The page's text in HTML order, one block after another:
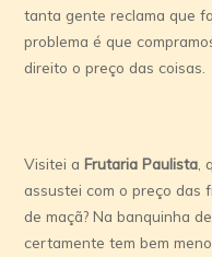
tanta gente reclama que
problema é que
direito o preço das coisas.
Visitei aFrutaria Paulista
assustei com o preço das
de maçã? Na banquinha
certamente tem bem